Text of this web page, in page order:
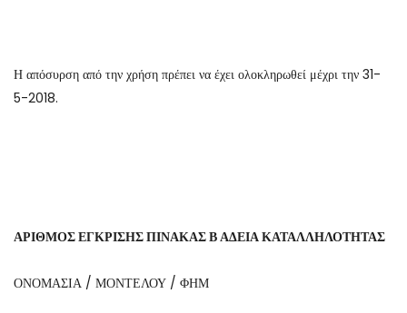
Η απόσυρση από την χρήση πρέπει να έχει ολοκληρωθεί μέχρι την 31-
5-2018.
ΑΡΙΘΜΟΣ ΕΓΚΡΙΣΗΣ ΠΙΝΑΚΑΣ Β ΑΔΕΙΑ ΚΑΤΑΛΛΗΛΟΤΗΤΑΣ
ΟΝΟΜΑΣΙΑ / ΜΟΝΤΕΛΟΥ / ΦΗΜ